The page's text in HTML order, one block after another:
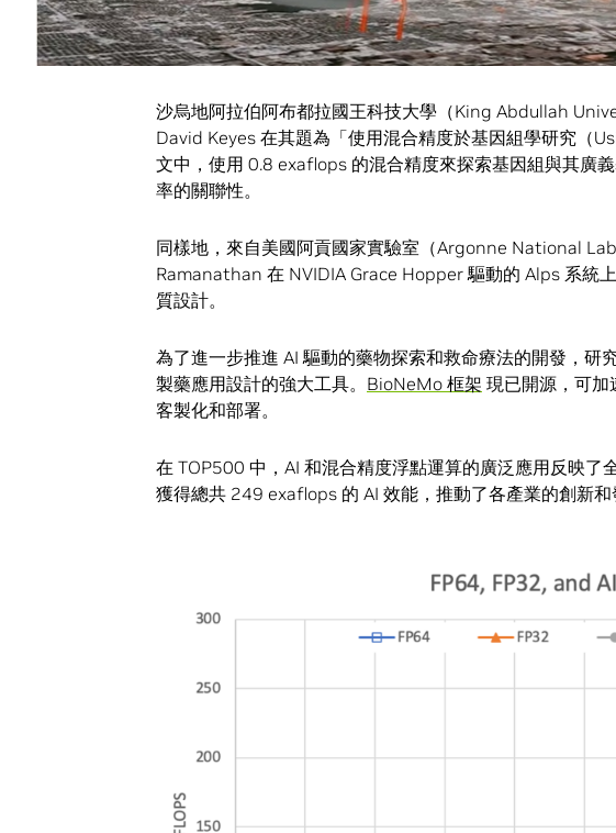
這種轉變不僅僅是理論上的，而是已經在發生。在 SC24
AI 和混合精度來幫助推進基因組學和蛋白質設計。
沙烏地阿拉伯阿布都拉國王科技大學（King Abdullah
David Keyes 在其題為「使用混合精度於基因組學研究（
文中，使用 0.8 exaflops 的混合精度來探索基因組與其廣
率的關聯性。
同樣地，來自美國阿貢國家實驗室（Argonne National
Ramanathan 在 NVIDIA Grace Hopper 驅動的 Alps 系統
質設計。
為了進一步推進 AI 驅動的藥物探索和救命療法的開發，研
製藥應用設計的強大工具。 BioNeMo 框架 現已開源，可加
客製化和部署。
在 TOP500 中，AI 和混合精度浮點運算的廣泛應用反映
獲得總共 249 exaflops 的 AI 效能，推動了各產業的創新和